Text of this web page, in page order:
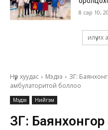
8 сар 10,
илүү